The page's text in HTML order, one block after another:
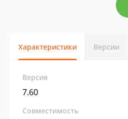
Характеристики Версии
Версия
7.60
Совместимость